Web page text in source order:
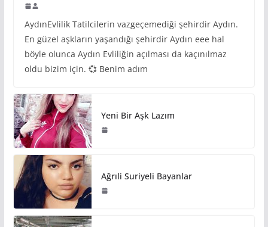
AydınEvlilik Tatilcilerin vazgeçemediği şehirdir Aydın.
En güzel aşkların yaşandığı şehirdir Aydın eee hal
böyle olunca Aydın Evliliğin açılması da kaçınılmaz
oldu bizim için. 💞 Benim adım
Yeni Bir Aşk Lazım
Ağrıli Suriyeli Bayanlar